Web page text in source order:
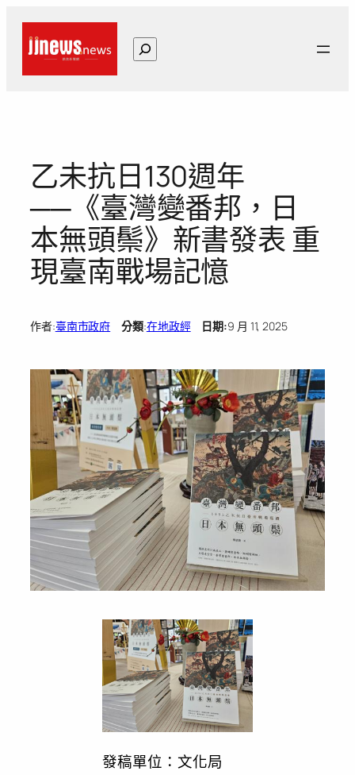
搜
尋
乙未抗日130週年
──《臺灣變番邦，日
本無頭鬃》新書發表 重
現臺南戰場記憶
作者:臺南市政府 分類:在地政經日期:9 月 11, 2025
發稿單位：文化局